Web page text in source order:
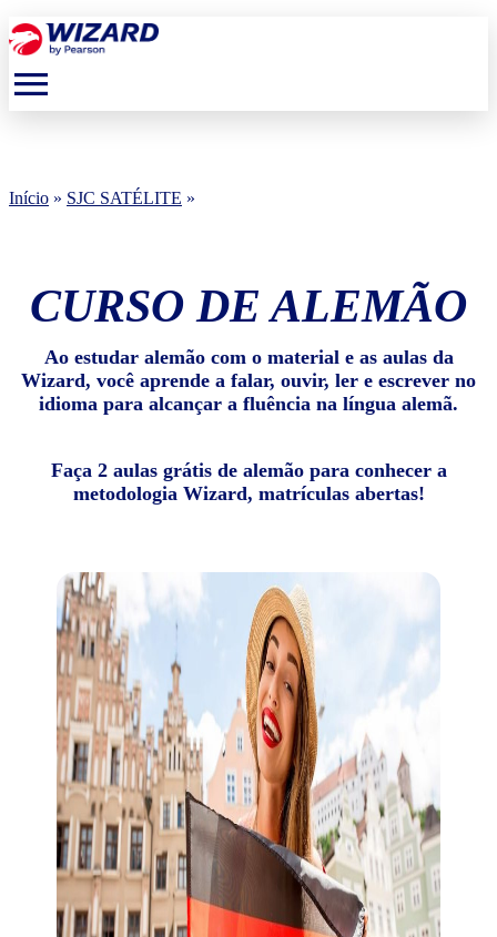
menu
Início » SJC SATÉLITE »
CURSO DE ALEMÃO
Ao estudar alemão com o material e as aulas da
Wizard, você aprende a falar, ouvir, ler e escrever no
idioma para alcançar a fluência na língua alemã.
Faça 2 aulas grátis de alemão para conhecer a
metodologia Wizard, matrículas abertas!